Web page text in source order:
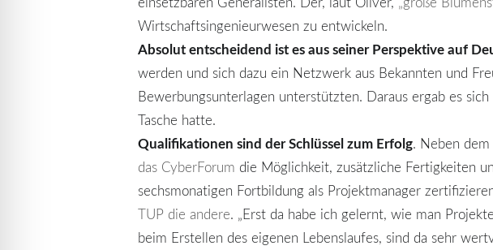
Wirtschaftsingenieurwesen zu entwickeln.
Absolut entscheidend ist es aus seiner Perspektive auf
werden und sich dazu ein Netzwerk aus Bekannten und
Bewerbungsunterlagen unterstützten. Daraus ergab es
Tasche hatte.
Qualifikationen sind der Schlüssel zum Erfolg. Neben
das CyberForum die Möglichkeit, zusätzliche Fertigkeiten
sechsmonatigen Fortbildung als Projektmanager
TUP die andere. „Erst da habe ich gelernt, wie man
beim Erstellen des eigenen Lebenslaufes, sind da sehr